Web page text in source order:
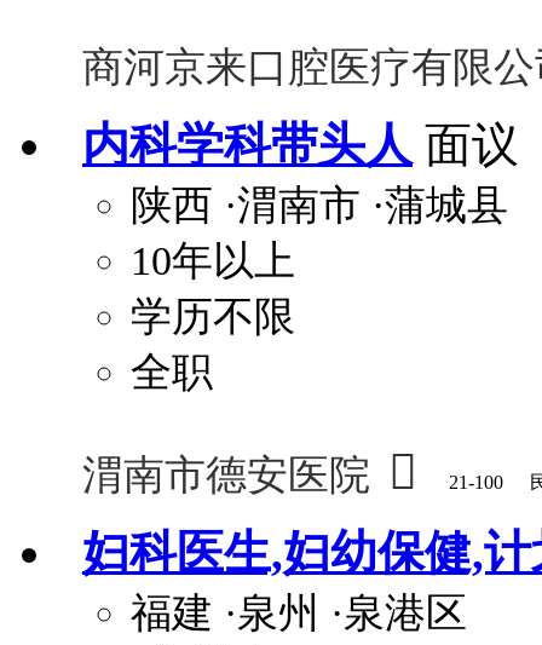
商河京来口腔医疗有限
内科学科带头人 面议
陕西 ·渭南市 ·蒲城县
10年以上
学历不限
全职
渭南市德安医院  21-100
妇科医生,妇幼保健,
福建 ·泉州 ·泉港区